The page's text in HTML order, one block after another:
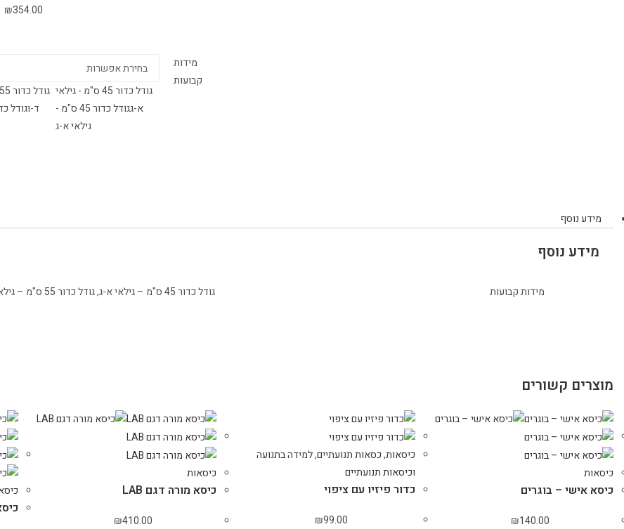
₪354.00
מידות
קבועות
גודל כדור 45 ס"מ - גילאי
א-ג
גודל כדור 45 ס"מ -
גילאי א-ג
ד-ו
מידע נוסף
מידע נוסף
מידות קבועות גודל כדור 45 ס"מ – גילאי א-ג, גודל כדור 55 ס"מ – גילאי ד-ו, גודל כדור 65 ס"מ – גילאי ז-י"ב
מוצרים קשורים
כיסאות
כיסא אישי – בוגרים
₪140.00
כיסאות,כסאות תנועתיים,למידה בתנועה
וכיסאות תנועתיים
כדור פיזיו עם ציפוי
₪99.00
כיסאות
כיסא מורה דגם LAB
₪410.00